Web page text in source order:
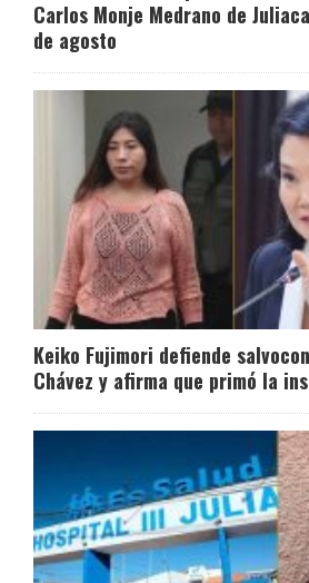
Carlos Monje Medrano de
de agosto
Keiko Fujimori defiende
Chávez y afirma que primó la